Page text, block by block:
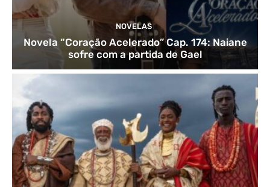
NOVELAS
Novela “Coração Acelerado” Cap. 174: Naiane
sofre com a partida de Gael